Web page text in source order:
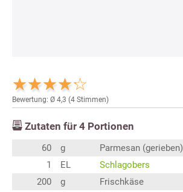
Bewertung: Ø 4,3 (4 Stimmen)
Zutaten für 4 Portionen
60 g
Parmesan (gerieben)
1
EL
Schlagobers
200
g
Frischkäse